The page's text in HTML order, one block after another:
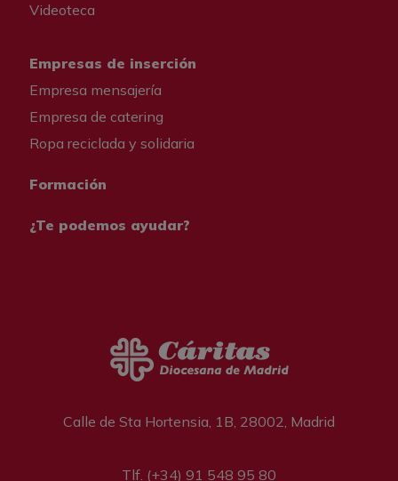
Videoteca
Empresas de inserción
Empresa mensajería
Empresa de catering
Ropa reciclada y solidaria
Formación
¿Te podemos ayudar?
Calle de Sta Hortensia, 1B, 28002, Madrid
Tlf. (+34) 91 548 95 80